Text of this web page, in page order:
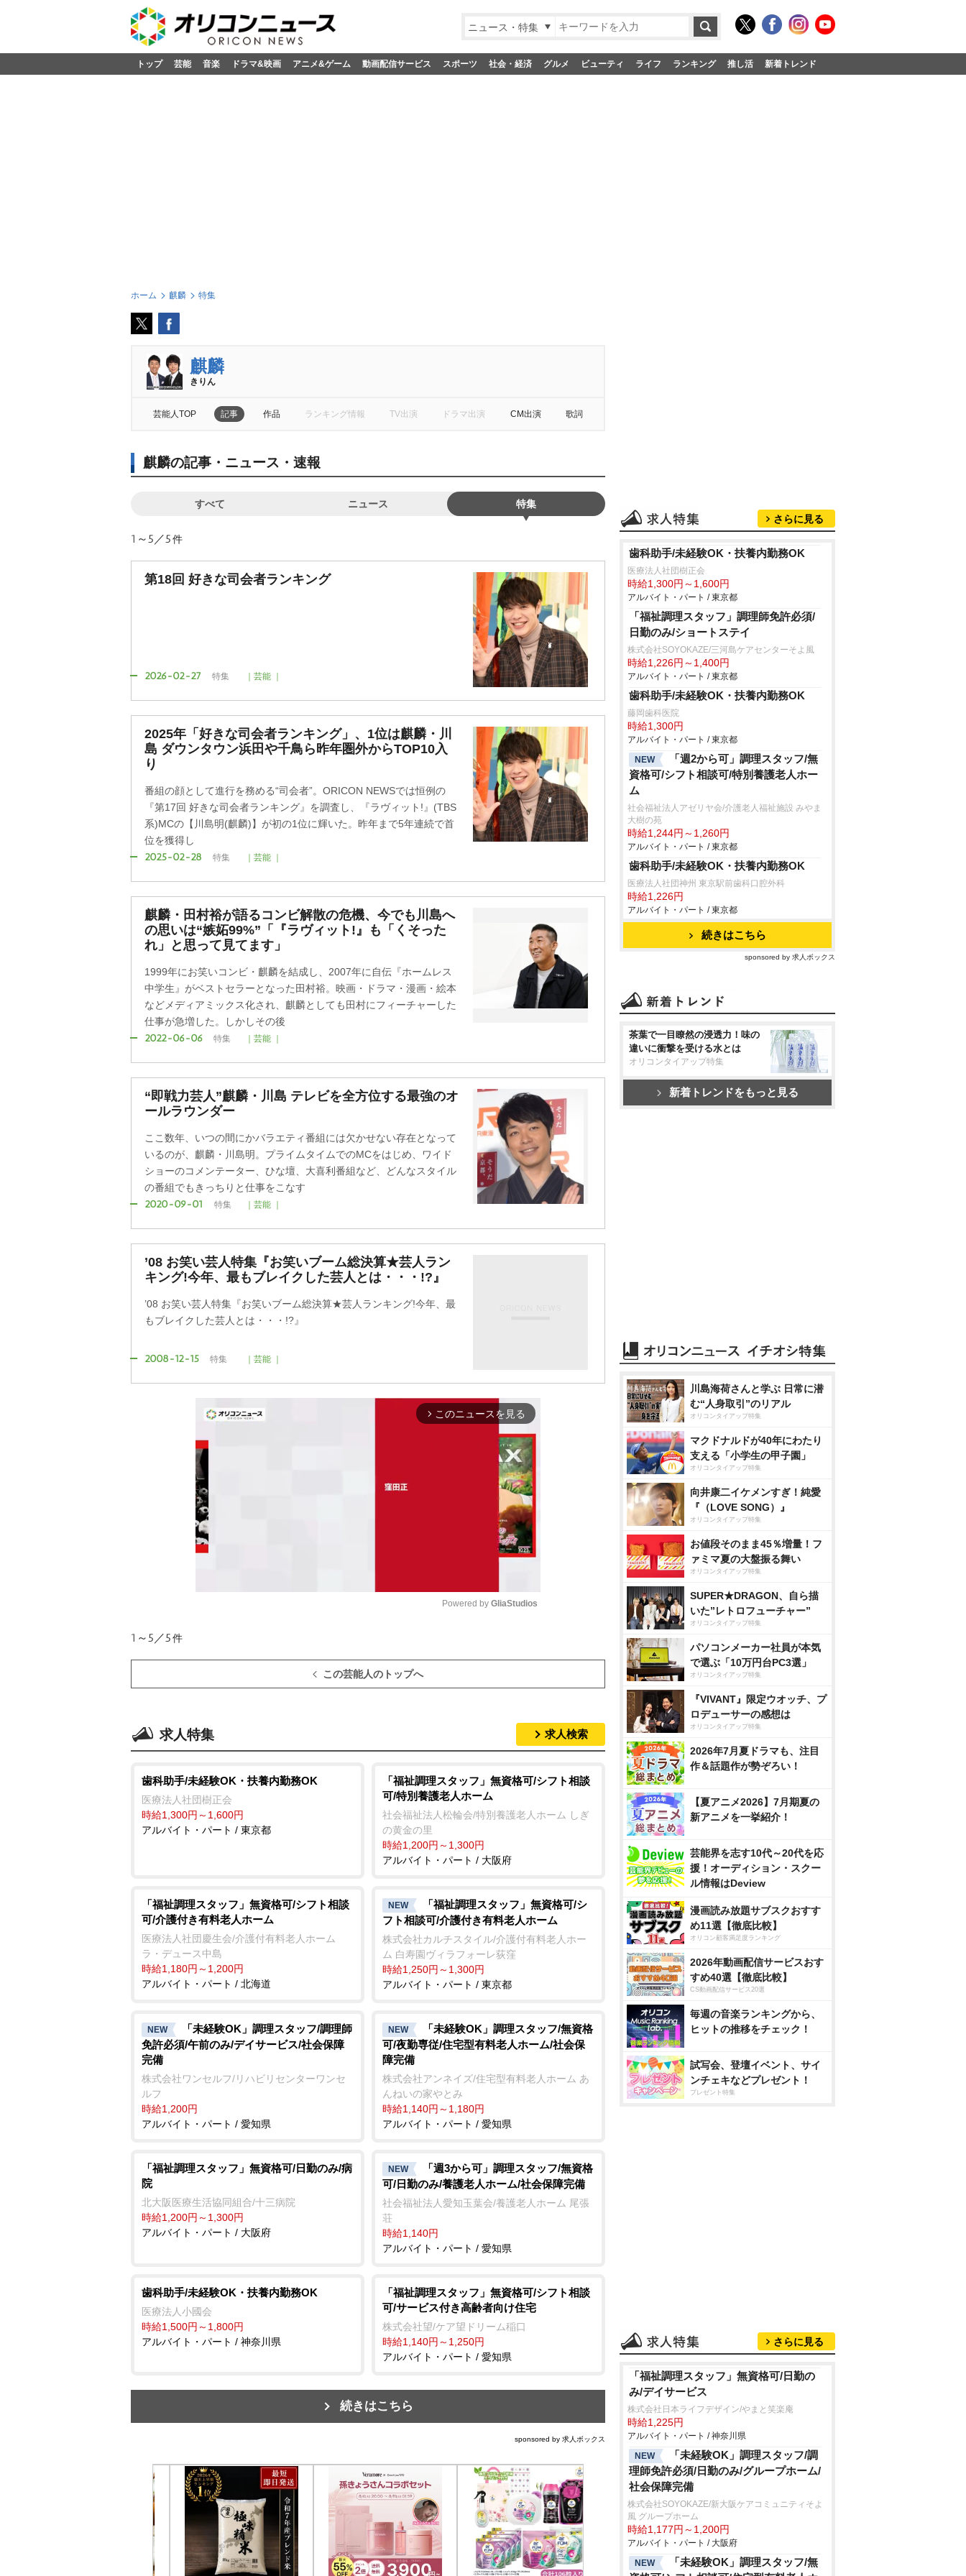
ニュース・特集
トップ 芸能 音楽 ドラマ&映画 アニメ&ゲーム 動画配信サービス スポーツ 社会・経済 グルメ ビューティ ライフ ランキング 推し活 新着トレンド
ホーム 麒麟 特集
麒麟
きりん
芸能人TOP 記事 作品 ランキング情報 TV出演 ドラマ出演 CM出演 歌詞
麒麟の記事・ニュース・速報
すべて ニュース 特集
1～5／5件
第18回 好きな司会者ランキング
2026-02-27 特集 ｜芸能 ｜
2025年「好きな司会者ランキング」、1位は麒麟・川
島 ダウンタウン浜田や千鳥ら昨年圏外からTOP10入
り
番組の顔として進行を務める“司会者”。ORICON NEWSでは恒例の
『第17回 好きな司会者ランキング』を調査し、『ラヴィット!』(TBS
系)MCの【川島明(麒麟)】が初の1位に輝いた。昨年まで5年連続で首
位を獲得し
2025-02-28 特集 ｜芸能 ｜
麒麟・田村裕が語るコンビ解散の危機、今でも川島へ
の思いは“嫉妬99%”「『ラヴィット!』も「くそった
れ」と思って見てます」
1999年にお笑いコンビ・麒麟を結成し、2007年に自伝『ホームレス
中学生』がベストセラーとなった田村裕。映画・ドラマ・漫画・絵本
などメディアミックス化され、麒麟としても田村にフィーチャーした
仕事が急増した。しかしその後
2022-06-06 特集 ｜芸能 ｜
“即戦力芸人”麒麟・川島 テレビを全方位する最強のオ
ールラウンダー
ここ数年、いつの間にかバラエティ番組には欠かせない存在となって
いるのが、麒麟・川島明。プライムタイムでのMCをはじめ、ワイド
ショーのコメンテーター、ひな壇、大喜利番組など、どんなスタイル
の番組でもきっちりと仕事をこなす
2020-09-01 特集 ｜芸能 ｜
’08 お笑い芸人特集『お笑いブーム総決算★芸人ラン
キング!今年、最もブレイクした芸人とは・・・!?』
’08 お笑い芸人特集『お笑いブーム総決算★芸人ランキング!今年、最
もブレイクした芸人とは・・・!?』
2008-12-15 特集 ｜芸能 ｜
arrow_forward_ios このニュースを見る
u
Powered by GliaStudios
1～5／5件
この芸能人のトップへ
求人特集 求人検索
歯科助手/未経験OK・扶養内勤務OK
医療法人社団樹正会
時給1,300円～1,600円
アルバイト・パート / 東京都
「福祉調理スタッフ」無資格可/シフト相談
可/特別養護老人ホーム
社会福祉法人松輪会/特別養護老人ホーム しぎ
の黄金の里
時給1,200円～1,300円
アルバイト・パート / 大阪府
「福祉調理スタッフ」無資格可/シフト相談
可/介護付き有料老人ホーム
医療法人社団慶生会/介護付有料老人ホーム
ラ・デュース中島
時給1,180円～1,200円
アルバイト・パート / 北海道
NEW
「福祉調理スタッフ」無資格可/シ
フト相談可/介護付き有料老人ホーム
株式会社カルチスタイル/介護付有料老人ホー
ム 白寿園ヴィラフォーレ荻窪
時給1,250円～1,300円
アルバイト・パート / 東京都
NEW
「未経験OK」調理スタッフ/調理師
免許必須/午前のみ/デイサービス/社会保障
完備
株式会社ワンセルフ/リハビリセンターワンセ
ルフ
時給1,200円
アルバイト・パート / 愛知県
NEW
「未経験OK」調理スタッフ/無資格
可/夜勤専従/住宅型有料老人ホーム/社会保
障完備
株式会社アンネイズ/住宅型有料老人ホーム あ
んねいの家やとみ
時給1,140円～1,180円
アルバイト・パート / 愛知県
「福祉調理スタッフ」無資格可/日勤のみ/病
院
北大阪医療生活協同組合/十三病院
時給1,200円～1,300円
アルバイト・パート / 大阪府
NEW
「週3から可」調理スタッフ/無資格
可/日勤のみ/養護老人ホーム/社会保障完備
社会福祉法人愛知玉葉会/養護老人ホーム 尾張
荘
時給1,140円
アルバイト・パート / 愛知県
歯科助手/未経験OK・扶養内勤務OK
医療法人小國会
時給1,500円～1,800円
アルバイト・パート / 神奈川県
「福祉調理スタッフ」無資格可/シフト相談
可/サービス付き高齢者向け住宅
株式会社望/ケア望ドリーム稲口
時給1,140円～1,250円
アルバイト・パート / 愛知県
続きはこちら
sponsored by 求人ボックス
さらに見る
歯科助手/未経験OK・扶養内勤務OK
医療法人社団樹正会
時給1,300円～1,600円
アルバイト・パート / 東京都
「福祉調理スタッフ」調理師免許必須/
日勤のみ/ショートステイ
株式会社SOYOKAZE/三河島ケアセンターそよ風
時給1,226円～1,400円
アルバイト・パート / 東京都
歯科助手/未経験OK・扶養内勤務OK
藤岡歯科医院
時給1,300円
アルバイト・パート / 東京都
NEW
「週2から可」調理スタッフ/無
資格可/シフト相談可/特別養護老人ホー
ム
社会福祉法人アゼリヤ会/介護老人福祉施設 みやま
大樹の苑
時給1,244円～1,260円
アルバイト・パート / 東京都
歯科助手/未経験OK・扶養内勤務OK
医療法人社団神州 東京駅前歯科口腔外科
時給1,226円
アルバイト・パート / 東京都
続きはこちら
sponsored by 求人ボックス
茶葉で一目瞭然の浸透力！味の
違いに衝撃を受ける水とは
オリコンタイアップ特集
新着トレンドをもっと見る
川島海荷さんと学ぶ 日常に潜
む“人身取引”のリアル
オリコンタイアップ特集
マクドナルドが40年にわたり
支える「小学生の甲子園」
オリコンタイアップ特集
向井康二イケメンすぎ！純愛
『（LOVE SONG）』
オリコンタイアップ特集
お値段そのまま45％増量！フ
ァミマ夏の大盤振る舞い
オリコンタイアップ特集
SUPER★DRAGON、自ら描
いた”レトロフューチャー”
オリコンタイアップ特集
パソコンメーカー社員が本気
で選ぶ「10万円台PC3選」
オリコンタイアップ特集
『VIVANT』限定ウオッチ、プ
ロデューサーの感想は
オリコンタイアップ特集
2026年7月夏ドラマも、注目
作＆話題作が勢ぞろい！
【夏アニメ2026】7月期夏の
新アニメを一挙紹介！
芸能界を志す10代～20代を応
援！オーディション・スクー
ル情報はDeview
漫画読み放題サブスクおすす
め11選【徹底比較】
オリコン顧客満足度ランキング
2026年動画配信サービスおす
すめ40選【徹底比較】
CS動画配信サービス20選
毎週の音楽ランキングから、
ヒットの推移をチェック！
試写会、登壇イベント、サイ
ンチェキなどプレゼント！
プレゼント特集
さらに見る
「福祉調理スタッフ」無資格可/日勤の
み/デイサービス
株式会社日本ライフデザイン/やまと笑楽庵
時給1,225円
アルバイト・パート / 神奈川県
NEW
「未経験OK」調理スタッフ/調
理師免許必須/日勤のみ/グループホーム/
社会保障完備
株式会社SOYOKAZE/新大阪ケアコミュニティそよ
風 グループホーム
時給1,177円～1,200円
アルバイト・パート / 大阪府
NEW
「未経験OK」調理スタッフ/無